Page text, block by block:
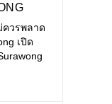
ควรพลาด
เปิด
ารพักผ่อน